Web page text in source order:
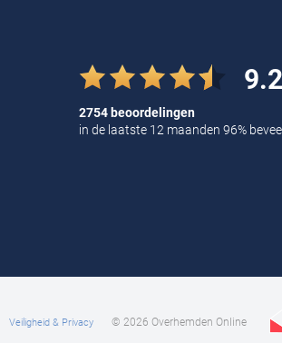
9.2
2754 beoordelingen
in de laatste 12 maanden 96%
Veiligheid & Privacy © 2026 Overhemden Online